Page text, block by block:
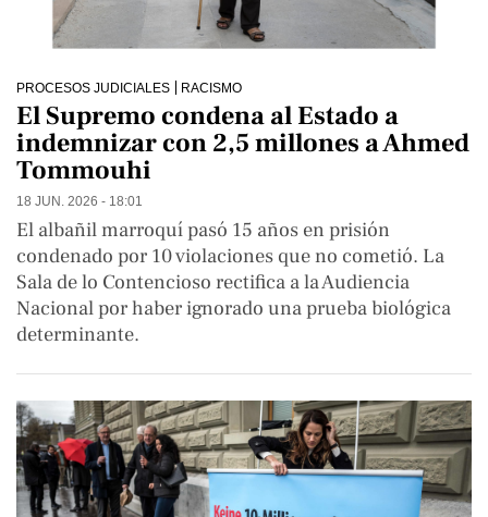
PROCESOS JUDICIALES RACISMO
El Supremo condena al Estado a
indemnizar con 2,5 millones a Ahmed
Tommouhi
18 JUN. 2026 - 18:01
El albañil marroquí pasó 15 años en prisión
condenado por 10 violaciones que no cometió. La
Sala de lo Contencioso rectifica a la Audiencia
Nacional por haber ignorado una prueba biológica
determinante.